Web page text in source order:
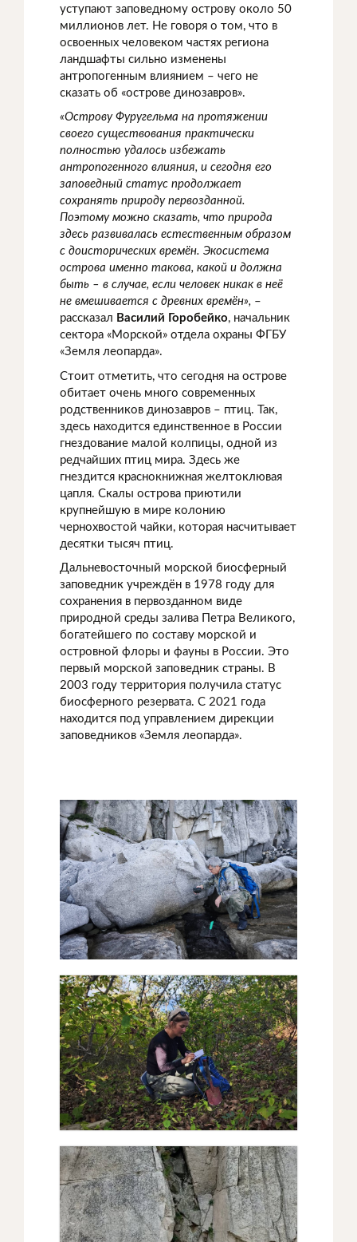
уступают заповедному острову около 50
миллионов лет. Не говоря о том, что в
освоенных человеком частях региона
ландшафты сильно изменены
антропогенным влиянием – чего не
сказать об «острове динозавров».
«Острову Фуругельма на протяжении
своего существования практически
полностью удалось избежать
антропогенного влияния, и сегодня его
заповедный статус продолжает
сохранять природу первозданной.
Поэтому можно сказать, что природа
здесь развивалась естественным образом
с доисторических времён. Экосистема
острова именно такова, какой и должна
быть – в случае, если человек никак в неё
не вмешивается с древних времён», –
рассказал Василий Горобейко, начальник
сектора «Морской» отдела охраны ФГБУ
«Земля леопарда».
Стоит отметить, что сегодня на острове
обитает очень много современных
родственников динозавров – птиц. Так,
здесь находится единственное в России
гнездование малой колпицы, одной из
редчайших птиц мира. Здесь же
гнездится краснокнижная желтоклювая
цапля. Скалы острова приютили
крупнейшую в мире колонию
чернохвостой чайки, которая насчитывает
десятки тысяч птиц.
Дальневосточный морской биосферный
заповедник учреждён в 1978 году для
сохранения в первозданном виде
природной среды залива Петра Великого,
богатейшего по составу морской и
островной флоры и фауны в России. Это
первый морской заповедник страны. В
2003 году территория получила статус
биосферного резервата. С 2021 года
находится под управлением дирекции
заповедников «Земля леопарда».